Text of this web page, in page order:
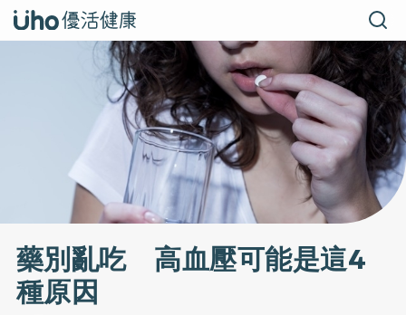
藥別亂吃 高血壓可能是這4
種原因